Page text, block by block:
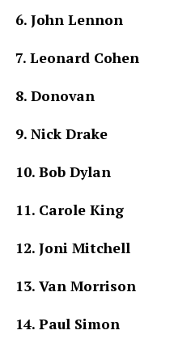
6. John Lennon
7. Leonard Cohen
8. Donovan
9. Nick Drake
10. Bob Dylan
11. Carole King
12. Joni Mitchell
13. Van Morrison
14. Paul Simon